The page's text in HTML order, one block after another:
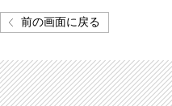
前の画面に戻る